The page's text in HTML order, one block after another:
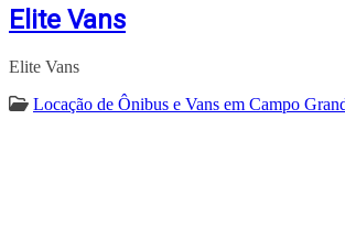
Elite Vans
Elite Vans
Locação de Ônibus e Vans em Campo